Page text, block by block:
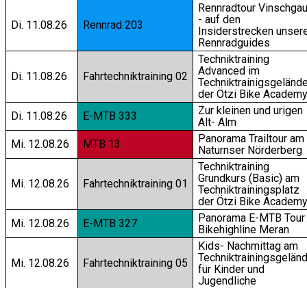
Di. 11.08.26 Rennrad 203
Rennradtour Vinschgau
- auf den
Insiderstrecken
Rennradguides
Di. 11.08.26 Fahrtechniktraining 02
Techniktraining
Advanced im
der Ötzi Bike Academy
Di. 11.08.26
E-MTB 333
Zur kleinen und urigen
Alt- Alm
Mi. 12.08.26
MTB 13
Panorama Trailtour am
Naturnser Nörderberg
Mi. 12.08.26 Fahrtechniktraining 01
Techniktraining
Grundkurs (Basic) am
Techniktrainingsplatz
der Ötzi Bike Academy
Mi. 12.08.26
E-MTB 327
Panorama E-MTB Tour
Bikehighline Meran
Mi. 12.08.26 Fahrtechniktraining 05
Kids- Nachmittag am
für Kinder und
Jugendliche